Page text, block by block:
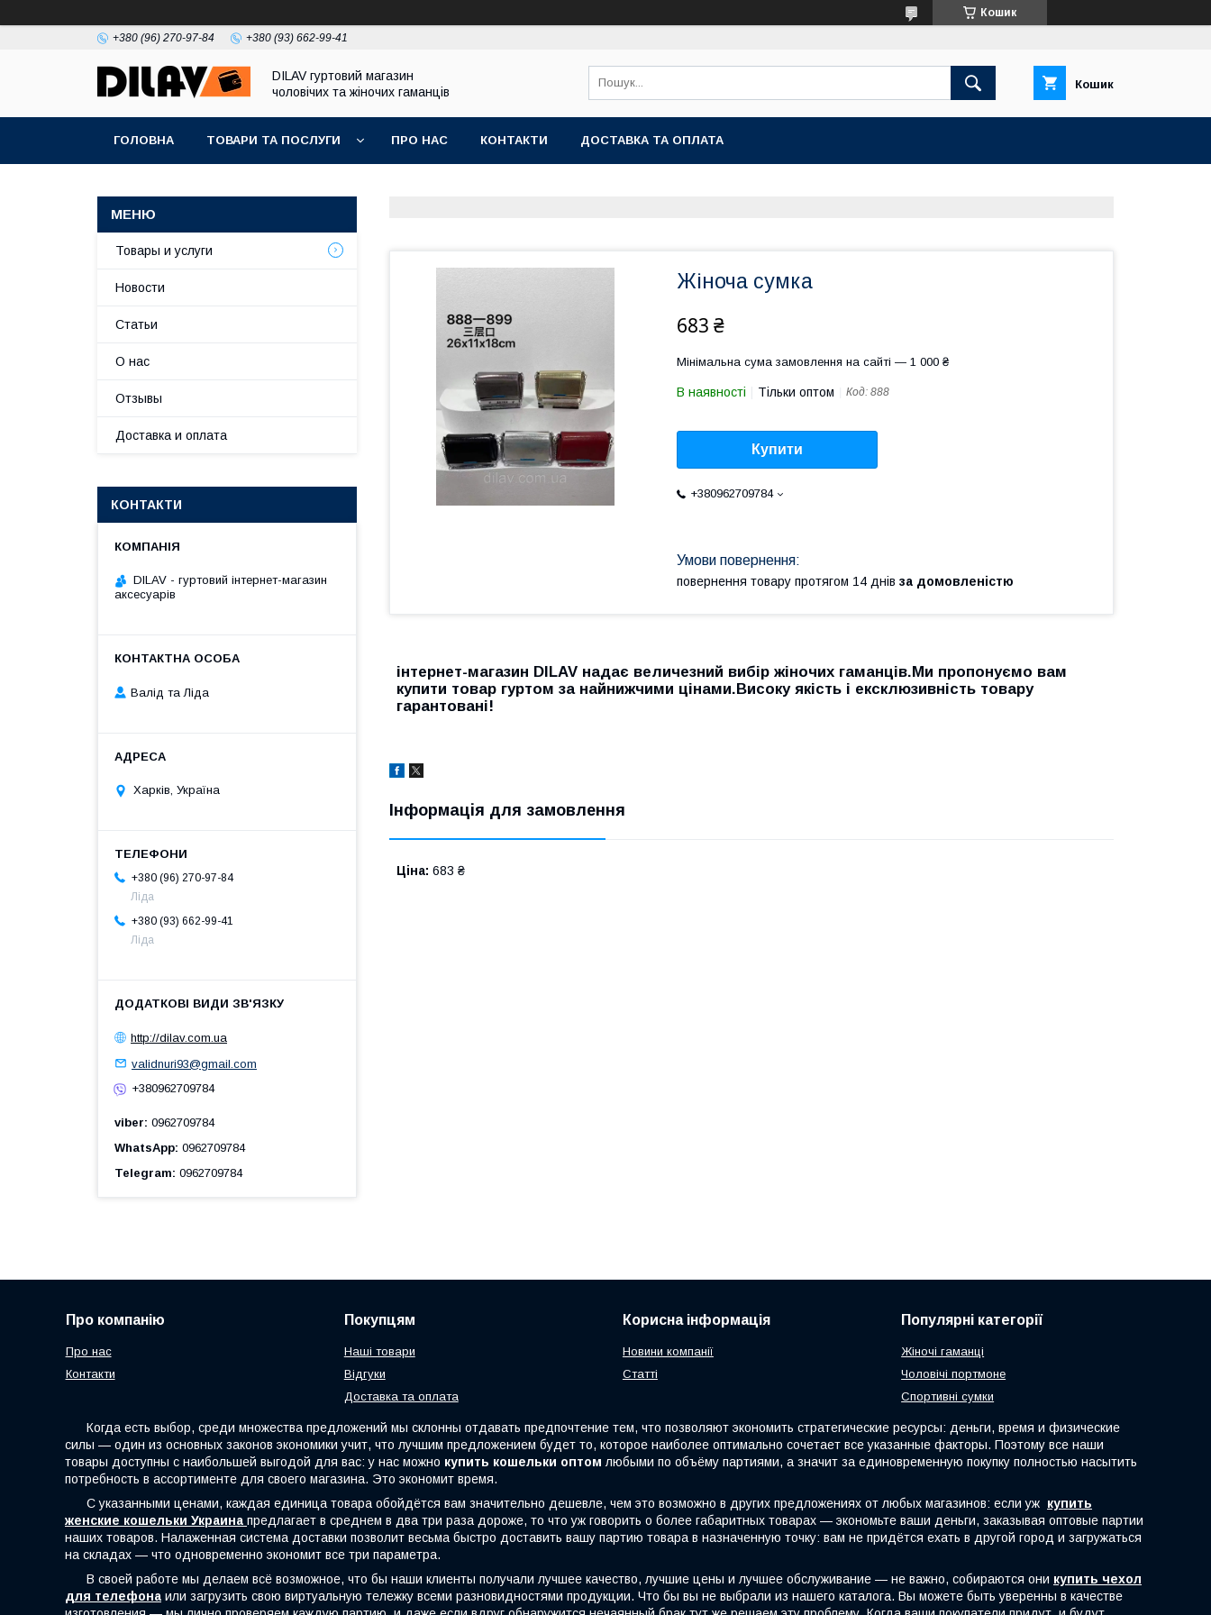
Кошик
+380 (96) 270-97-84 +380 (93) 662-99-41
DILAV гуртовий магазин
чоловічих та жіночих гаманців
Кошик
ГОЛОВНА ТОВАРИ ТА ПОСЛУГИ ПРО НАС КОНТАКТИ ДОСТАВКА ТА ОПЛАТА
Жіноча сумка
683 ₴
Мінімальна сума замовлення на сайті — 1 000 ₴
В наявності Тільки оптом Код: 888
Купити
+380962709784
повернення товару протягом 14 днів за домовленістю
інтернет-магазин DILAV надає величезний вибір жіночих гаманців.Ми пропонуємо вам
купити товар гуртом за найнижчими цінами.Високу якість і ексклюзивність товару
гарантовані!
Інформація для замовлення
Ціна: 683 ₴
Товары и услуги
Новости
Статьи
О нас
Отзывы
Доставка и оплата
КОНТАКТИ
DILAV - гуртовий інтернет-магазин
аксесуарів
Валід та Ліда
Харків, Україна
+380 (96) 270-97-84
Ліда
+380 (93) 662-99-41
Ліда
http://dilav.com.ua
validnuri93@gmail.com
+380962709784
viber 0962709784
WhatsApp 0962709784
Telegram 0962709784
Про компанію
Про нас
Контакти
Покупцям
Наші товари
Відгуки
Доставка та оплата
Корисна інформація
Новини компанії
Статті
Популярні категорії
Жіночі гаманці
Чоловічі портмоне
Спортивні сумки
Когда есть выбор, среди множества предложений мы склонны отдавать предпочтение тем, что позволяют экономить стратегические ресурсы: деньги, время и физические
силы — один из основных законов экономики учит, что лучшим предложением будет то, которое наиболее оптимально сочетает все указанные факторы. Поэтому все наши
товары доступны с наибольшей выгодой для вас: у нас можно купить кошельки оптом любыми по объёму партиями, а значит за единовременную покупку полностью насытить
потребность в ассортименте для своего магазина. Это экономит время.
С указанными ценами, каждая единица товара обойдётся вам значительно дешевле, чем это возможно в других предложениях от любых магазинов: если уж купить
женские кошельки Украина предлагает в среднем в два три раза дороже, то что уж говорить о более габаритных товарах — экономьте ваши деньги, заказывая оптовые партии
наших товаров. Налаженная система доставки позволит весьма быстро доставить вашу партию товара в назначенную точку: вам не придётся ехать в другой город и загружаться
на складах — что одновременно экономит все три параметра.
В своей работе мы делаем всё возможное, что бы наши клиенты получали лучшее качество, лучшие цены и лучшее обслуживание — не важно, собираются они купить чехол
для телефона или загрузить свою виртуальную тележку всеми разновидностями продукции. Что бы вы не выбрали из нашего каталога. Вы можете быть уверенны в качестве